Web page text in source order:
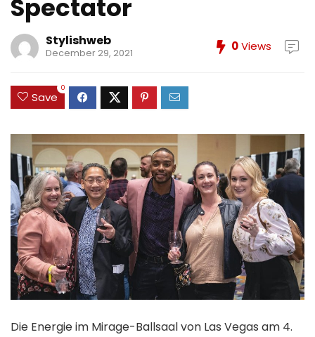
Spectator
Stylishweb
December 29, 2021 0Views
Save
0
Die Energie im Mirage-Ballsaal von Las Vegas am 4.